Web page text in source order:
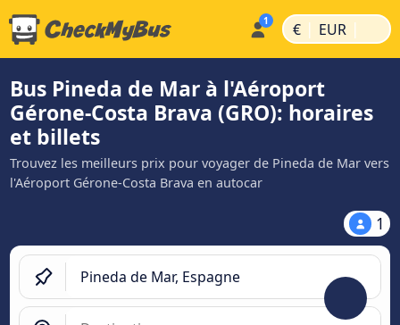
€ | EUR |
Bus Pineda de Mar à l'Aéroport
Gérone-Costa Brava (GRO): horaires
et billets
Trouvez les meilleurs prix pour voyager de Pineda de Mar vers
l'Aéroport Gérone-Costa Brava en autocar
1